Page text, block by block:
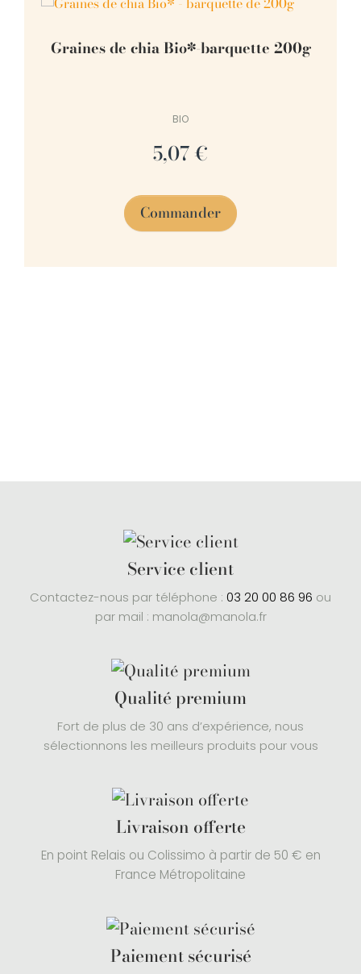
Graines de chia Bio*-barquette 200g
BIO
5,07 €
Commander
Service client
Contactez-nous par téléphone : 03 20 00 86 96 ou
par mail : manola@manola.fr
Qualité premium
Fort de plus de 30 ans d’expérience, nous
sélectionnons les meilleurs produits pour vous
Livraison offerte
En point Relais ou Colissimo à partir de 50 € en
France Métropolitaine
Paiement sécurisé